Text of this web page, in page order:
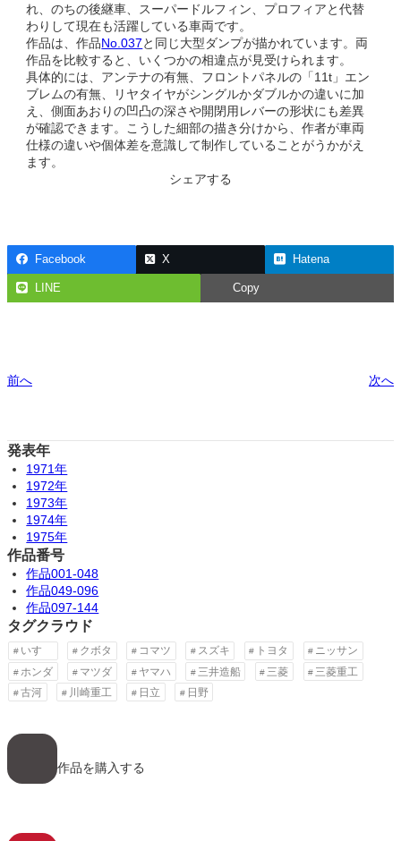
れ、のちの後継車、スーパードルフィン、プロフィアと代替
わりして現在も活躍している車両です。
作品は、作品No.037と同じ大型ダンプが描かれています。両
作品を比較すると、いくつかの相違点が見受けられます。
具体的には、アンテナの有無、フロントパネルの「11t」エン
ブレムの有無、リヤタイヤがシングルかダブルかの違いに加
え、側面あおりの凹凸の深さや開閉用レバーの形状にも差異
が確認できます。こうした細部の描き分けから、作者が車両
仕様の違いや個体差を意識して制作していることがうかがえ
ます。
シェアする
Facebook X Hatena
LINE Copy
前へ 次へ
発表年
1971年
1972年
1973年
1974年
1975年
作品番号
作品001-048
作品049-096
作品097-144
タグクラウド
いすゞ クボタ コマツ スズキ トヨタ
ニッサン
ホンダ
マツダ ヤマハ 三井造船 三菱
三菱重工
古河
川崎重工 日立 日野
ア
イ
ン
リ
作品を購入する